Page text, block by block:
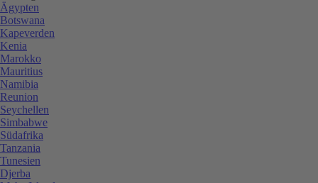
Ägypten
Botswana
Kapeverden
Kenia
Marokko
Mauritius
Namibia
Reunion
Seychellen
Simbabwe
Südafrika
Tanzania
Tunesien
Djerba